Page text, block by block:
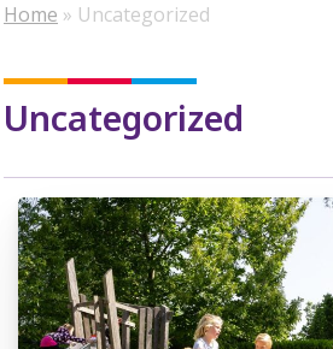
Home » Uncategorized
Uncategorized